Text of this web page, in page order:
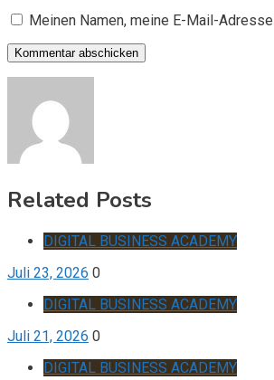
Meinen Namen, meine E-Mail-
Related Posts
DIGITAL BUSINESS ACADEMY
Juli 23, 2026 0
DIGITAL BUSINESS ACADEMY
Juli 21, 2026 0
DIGITAL BUSINESS ACADEMY